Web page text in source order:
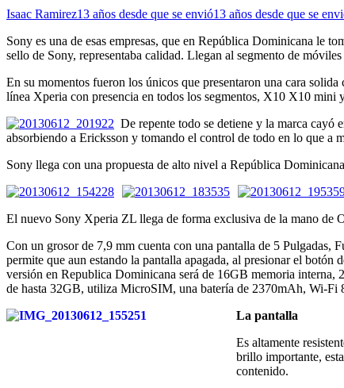
Isaac Ramirez13 años desde que se envió13 años desde que se
Sony es una de esas empresas, que en República Dominicana le
sello de Sony, representaba calidad. Llegan al segmento de
En su momentos fueron los únicos que presentaron una cara
línea Xperia con presencia en todos los segmentos, X10 X10 mini
De repente todo se detiene y la marca cayó
absorbiendo a Ericksson y tomando el control de todo en lo que a
Sony llega con una propuesta de alto nivel a República
El nuevo Sony Xperia ZL llega de forma exclusiva de la mano de
Con un grosor de 7,9 mm cuenta con una pantalla de 5 Pulgadas,
permite que aun estando la pantalla apagada, al presionar el
versión en Republica Dominicana será de 16GB memoria
de hasta 32GB, utiliza MicroSIM, una batería de 2370mAh, Wi-
La pantalla
Es altamente
brillo importante,
contenido.